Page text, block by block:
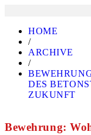
HOME
/
ARCHIVE
/
DES
ZUKUNFT
Bewehrung: